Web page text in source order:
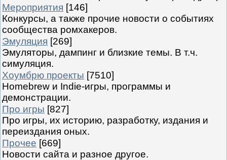
Мероприятия [146]
Конкурсы, а также прочие новости о событиях
сообщества ромхакеров.
Эмуляция [269]
Эмуляторы, дампинг и близкие темы. В т.ч.
симуляция.
Хоумбрю проекты [7510]
Homebrew и Indie-игры, программы и
демонстрации.
Про игры [827]
Про игры, их историю, разработку, издания и
переиздания оных.
Прочее [669]
Новости сайта и разное другое.